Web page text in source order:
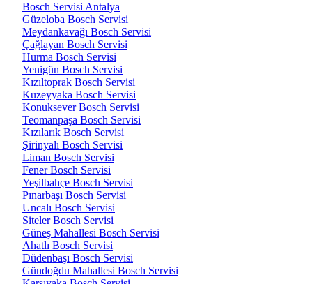
Bosch Servisi Antalya
Güzeloba Bosch Servisi
Meydankavağı Bosch Servisi
Çağlayan Bosch Servisi
Hurma Bosch Servisi
Yenigün Bosch Servisi
Kızıltoprak Bosch Servisi
Kuzeyyaka Bosch Servisi
Konuksever Bosch Servisi
Teomanpaşa Bosch Servisi
Kızılarık Bosch Servisi
Şirinyalı Bosch Servisi
Liman Bosch Servisi
Fener Bosch Servisi
Yeşilbahçe Bosch Servisi
Pınarbaşı Bosch Servisi
Uncalı Bosch Servisi
Siteler Bosch Servisi
Güneş Mahallesi Bosch Servisi
Ahatlı Bosch Servisi
Düdenbaşı Bosch Servisi
Gündoğdu Mahallesi Bosch Servisi